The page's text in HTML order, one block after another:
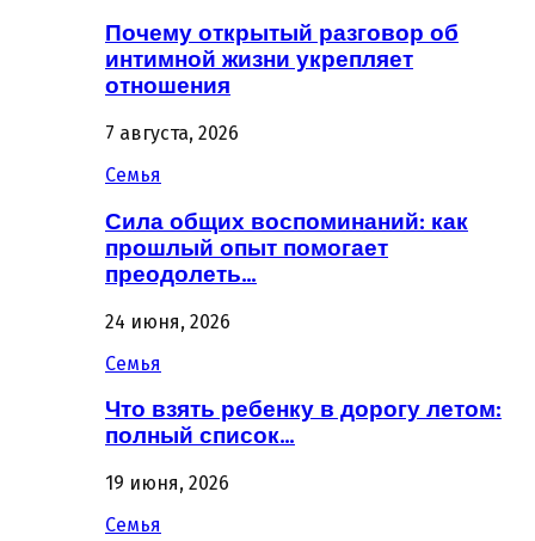
Почему открытый разговор об
интимной жизни укрепляет
отношения
7 августа, 2026
Семья
Сила общих воспоминаний: как
прошлый опыт помогает
преодолеть…
24 июня, 2026
Семья
Что взять ребенку в дорогу летом:
полный список…
19 июня, 2026
Семья